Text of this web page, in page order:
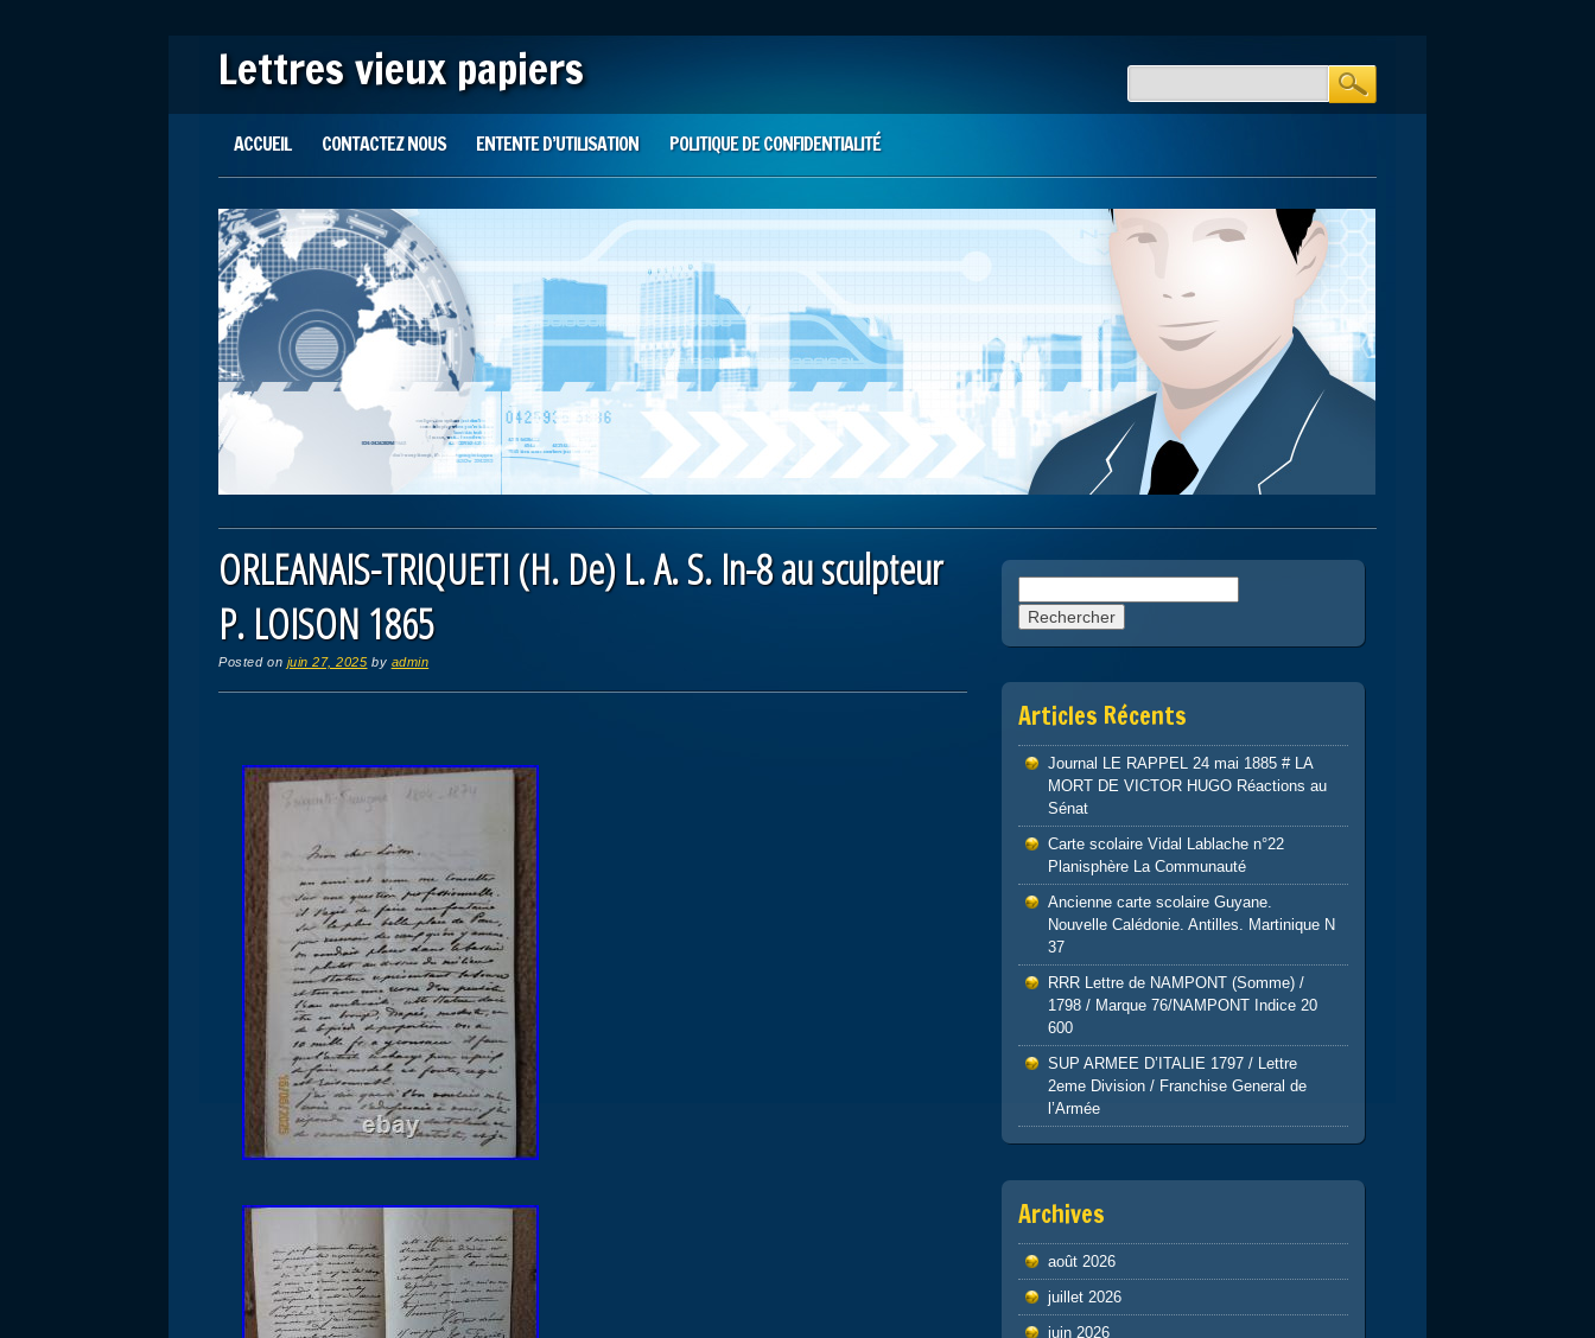
Lettres vieux papiers
Main menu
ACCUEIL CONTACTEZ NOUS ENTENTE D’UTILISATION POLITIQUE DE CONFIDENTIALITÉ
ORLEANAIS-TRIQUETI (H. De) L. A. S. In-8 au sculpteur
P. LOISON 1865
Posted on juin 27, 2025 by admin
Articles Récents
Journal LE RAPPEL 24 mai 1885 # LA
MORT DE VICTOR HUGO Réactions au
Sénat
Carte scolaire Vidal Lablache n°22
Planisphère La Communauté
Ancienne carte scolaire Guyane.
Nouvelle Calédonie. Antilles. Martinique N
37
RRR Lettre de NAMPONT (Somme) /
1798 / Marque 76/NAMPONT Indice 20
600
SUP ARMEE D’ITALIE 1797 / Lettre
2eme Division / Franchise General de
l’Armée
Archives
août 2026
juillet 2026
juin 2026